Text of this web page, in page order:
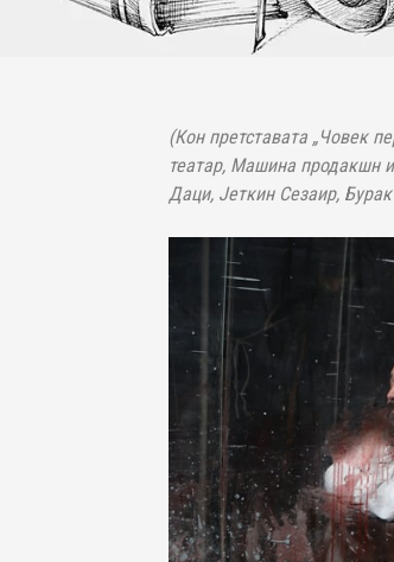
(Кон претставата „Човек
театар, Машина продакшн
Даци, Јеткин Сезаир,